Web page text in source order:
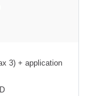
3) + application